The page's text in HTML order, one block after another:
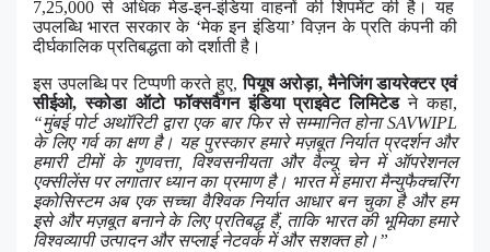
7,25,000से अधिक मेड-इन-इंडिया वाहनों की शिपमेंट की है।
यह
उपलब्धि भारत सरकार के‘मेक इन इंडिया’विज़न के प्रति कंपनी की
दीर्घकालिक प्रतिबद्धता को दर्शाती है।
इस उपलब्धि पर टिप्पणी करते हुए,पियूष अरोड़ा,मैनेजिंग डायरेक्टर एवं
सीईओ,स्कोडा ऑटो फॉक्सवैगन इंडिया प्राइवेट लिमिटेड ने कहा,
“मुंबई पोर्ट अथॉरिटी द्वारा एक बार फिर से सम्मानित होनाSAVWIPL
के लिए गर्व का क्षण है। यह पुरस्कार हमारे मज़बूत निर्यात प्रदर्शन और
हमारी टीमों के गुणवत्ता, विश्वसनीयता और वैल्यू चेन में ऑपरेशनल
एक्सीलेंस पर लगातार ध्यान का प्रमाण है। भारत में हमारा मैन्युफैक्चरिंग
इकोसिस्टम अब एक सच्चा वैश्विक निर्यात आधार बन चुका है और हम
इसे और मज़बूत बनाने के लिए प्रतिबद्ध हैं, ताकि भारत की भूमिका हमारे
विश्वव्यापी उत्पादन और सप्लाई नेटवर्क में और सशक्त हो।”